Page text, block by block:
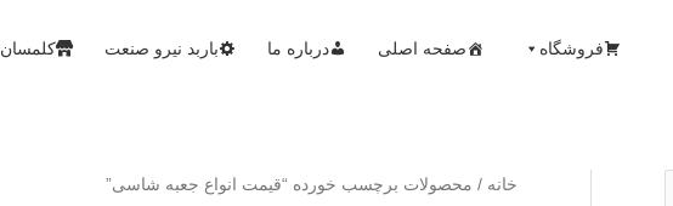
فروشگاه صفحه اصلی درباره ما باربد نیرو صنعت کلمسان
خانه / محصولات برچسب خورده “قیمت انواع جعبه شاسی”